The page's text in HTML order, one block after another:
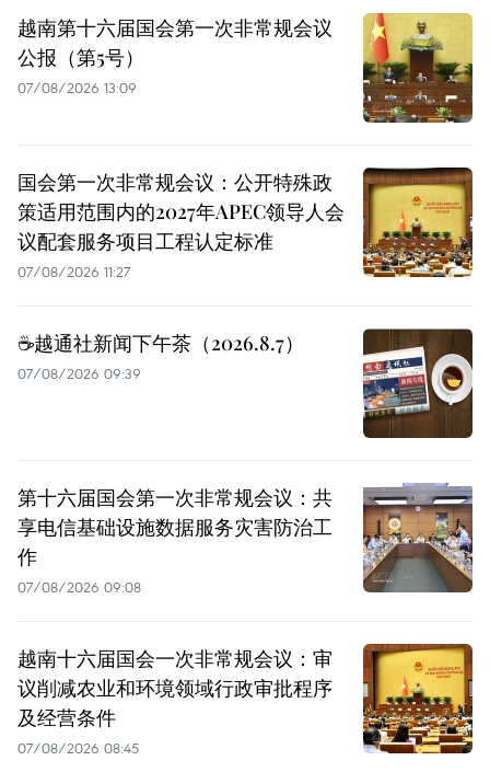
越南第十六届国会第一次非常规会议
公报（第5号）
07/08/2026 13:09
国会第一次非常规会议：公开特殊政
策适用范围内的2027年APEC领导人会
议配套服务项目工程认定标准
07/08/2026 11:27
☕️越通社新闻下午茶（2026.8.7）
07/08/2026 09:39
第十六届国会第一次非常规会议：共
享电信基础设施数据服务灾害防治工
作
07/08/2026 09:08
越南十六届国会一次非常规会议：审
议削减农业和环境领域行政审批程序
及经营条件
07/08/2026 08:45